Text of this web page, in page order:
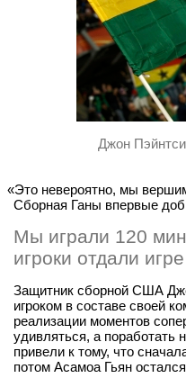
Джон
«Это невероятно, мы
Сборная Ганы впервые
Мы играли 120
игроки отдали
Защитник сборной США
игроком в составе своей
реализации моментов
удивляться, а поработать
привели к тому, что
потом Асамоа Гьян